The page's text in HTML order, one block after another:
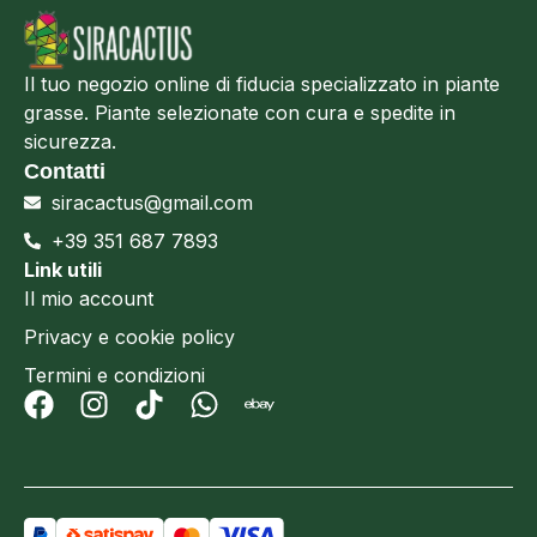
Il tuo negozio online di fiducia specializzato in piante
grasse. Piante selezionate con cura e spedite in
sicurezza.
Contatti
siracactus@gmail.com
+39 351 687 7893
Link utili
Il mio account
Privacy e cookie policy
Termini e condizioni